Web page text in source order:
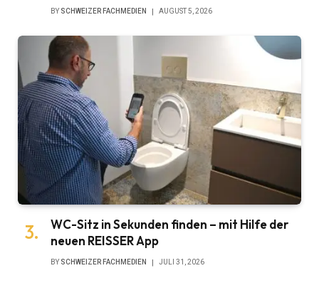
BY SCHWEIZER FACHMEDIEN AUGUST 5, 2026
WC-Sitz in Sekunden finden – mit Hilfe der
neuen REISSER App
BY SCHWEIZER FACHMEDIEN JULI 31, 2026